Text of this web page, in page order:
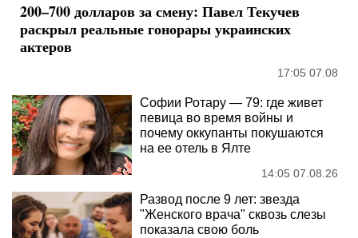
200–700 долларов за смену: Павел Текучев
раскрыл реальные гонорары украинских
актеров
17:05 07.08
Софии Ротару — 79: где живет
певица во время войны и
почему оккупанты покушаются
на ее отель в Ялте
14:05 07.08.26
Развод после 9 лет: звезда
"Женского врача" сквозь слезы
показала свою боль